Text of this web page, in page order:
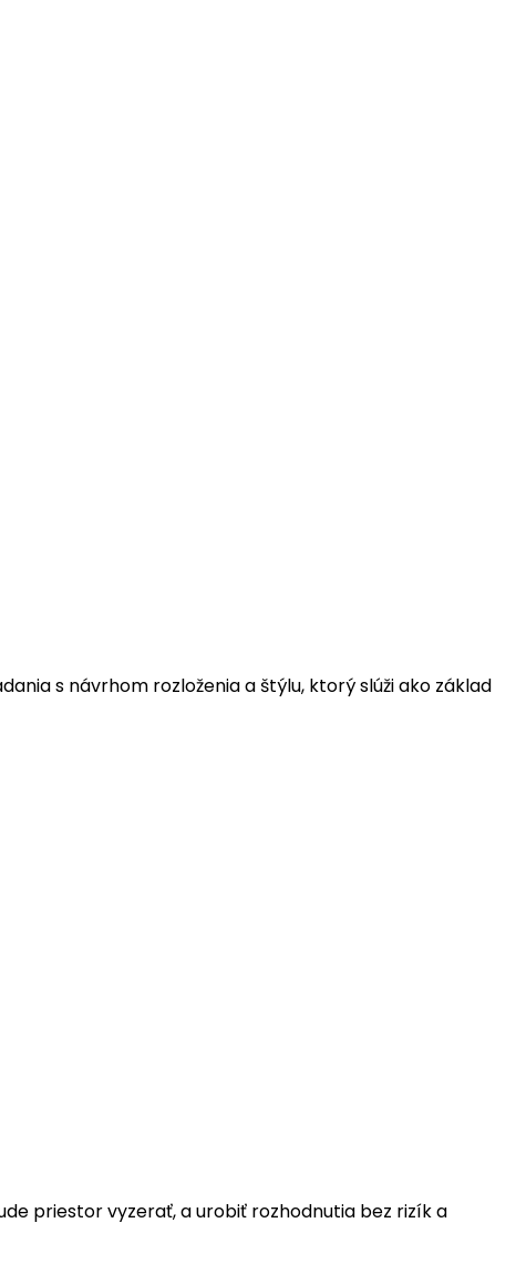
s návrhom rozloženia a štýlu, ktorý slúži ako základ
priestor vyzerať, a urobiť rozhodnutia bez rizík a